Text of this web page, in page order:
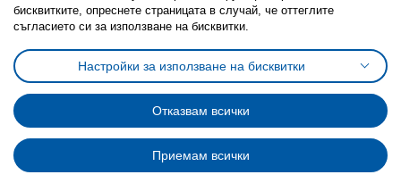
Политика за използване на бисквитки (Cookies)
Избор на настройки за използване на бисквитки
Условия за ползване на ikea.bgОбща политика за личните данни
Политика за защита на личните данни на ikea.bg
Общи условия на програма IKEA Family
Политика за защита на лични данни на програма IKEA Family
© Inter-IKEA Systems B.V. 1999 - 2025
бисквитките, опреснете страницата в случай, че оттеглите
съгласието си за използване на бисквитки.
Настройки за използване на бисквитки
Отказвам всички
Приемам всички